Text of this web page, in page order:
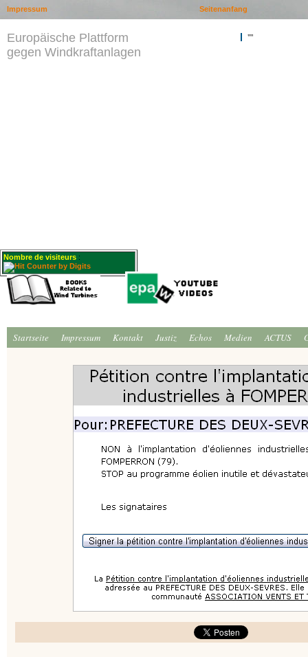
Europäische Plattform
gegen Windkraftanlagen
""
Nombre de visiteurs :
Startseite Impressum Kontakt Justiz Echos Medien ACTUS
Seitenanfang
Impressum